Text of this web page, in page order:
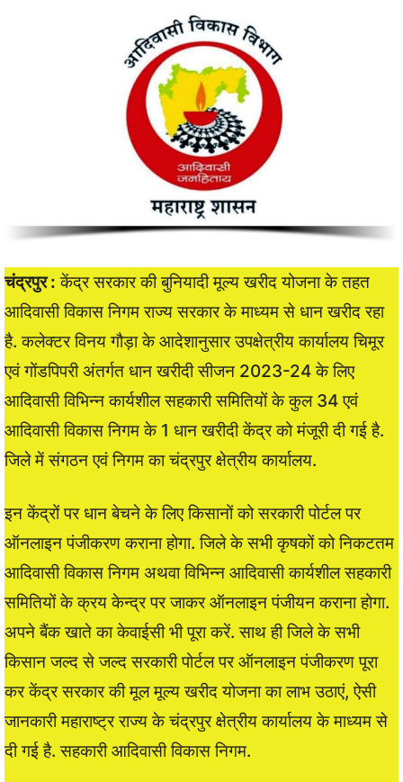
चंद्रपुर : केंद्र सरकार की बुनियादी मूल्य खरीद योजना के तहत
आदिवासी विकास निगम राज्य सरकार के माध्यम से धान खरीद रहा
है. कलेक्टर विनय गौड़ा के आदेशानुसार उपक्षेत्रीय कार्यालय चिमूर
एवं गोंडपिपरी अंतर्गत धान खरीदी सीजन 2023-24 के लिए
आदिवासी विभिन्न कार्यशील सहकारी समितियों के कुल 34 एवं
आदिवासी विकास निगम के 1 धान खरीदी केंद्र को मंजूरी दी गई है.
जिले में संगठन एवं निगम का चंद्रपुर क्षेत्रीय कार्यालय.
इन केंद्रों पर धान बेचने के लिए किसानों को सरकारी पोर्टल पर
ऑनलाइन पंजीकरण कराना होगा. जिले के सभी कृषकों को निकटतम
आदिवासी विकास निगम अथवा विभिन्न आदिवासी कार्यशील सहकारी
समितियों के क्रय केन्द्र पर जाकर ऑनलाइन पंजीयन कराना होगा.
अपने बैंक खाते का केवाईसी भी पूरा करें. साथ ही जिले के सभी
किसान जल्द से जल्द सरकारी पोर्टल पर ऑनलाइन पंजीकरण पूरा
कर केंद्र सरकार की मूल मूल्य खरीद योजना का लाभ उठाएं, ऐसी
जानकारी महाराष्ट्र राज्य के चंद्रपुर क्षेत्रीय कार्यालय के माध्यम से
दी गई है. सहकारी आदिवासी विकास निगम.